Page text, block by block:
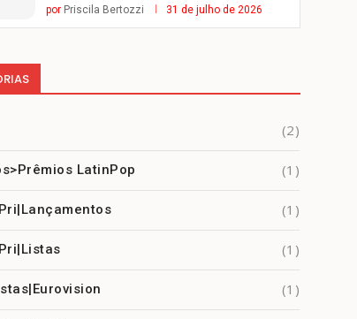
por Priscila Bertozzi 31 de julho de 2026
(2)
LatinPop (1)
(1)
(1)
(1)